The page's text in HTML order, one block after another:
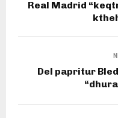
Real Madrid
Del papritur